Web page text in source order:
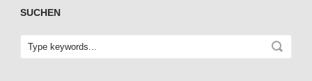
SUCHEN